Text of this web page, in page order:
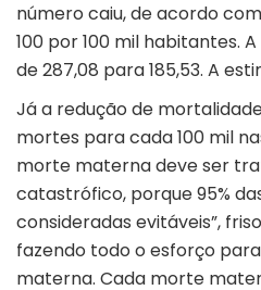
número caiu, de acordo
100 por 100 mil habitantes.
de 287,08 para 185,53. A
Já a redução de
mortes para cada 100 mil
morte materna deve ser
catastrófico, porque 95%
consideradas evitáveis”,
fazendo todo o esforço
materna. Cada morte